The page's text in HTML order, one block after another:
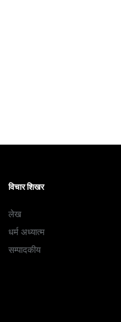
विचार शिखर
लेख
धर्म अध्यात्म
सम्पादकीय